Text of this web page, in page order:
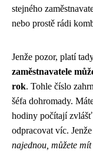
stejného
nebo prostě rádi
Jenže pozor, platí
zaměstnavatele
rok. Tohle číslo
šéfa dohromady.
hodiny počítají
odpracovat víc.
najednou, můžete